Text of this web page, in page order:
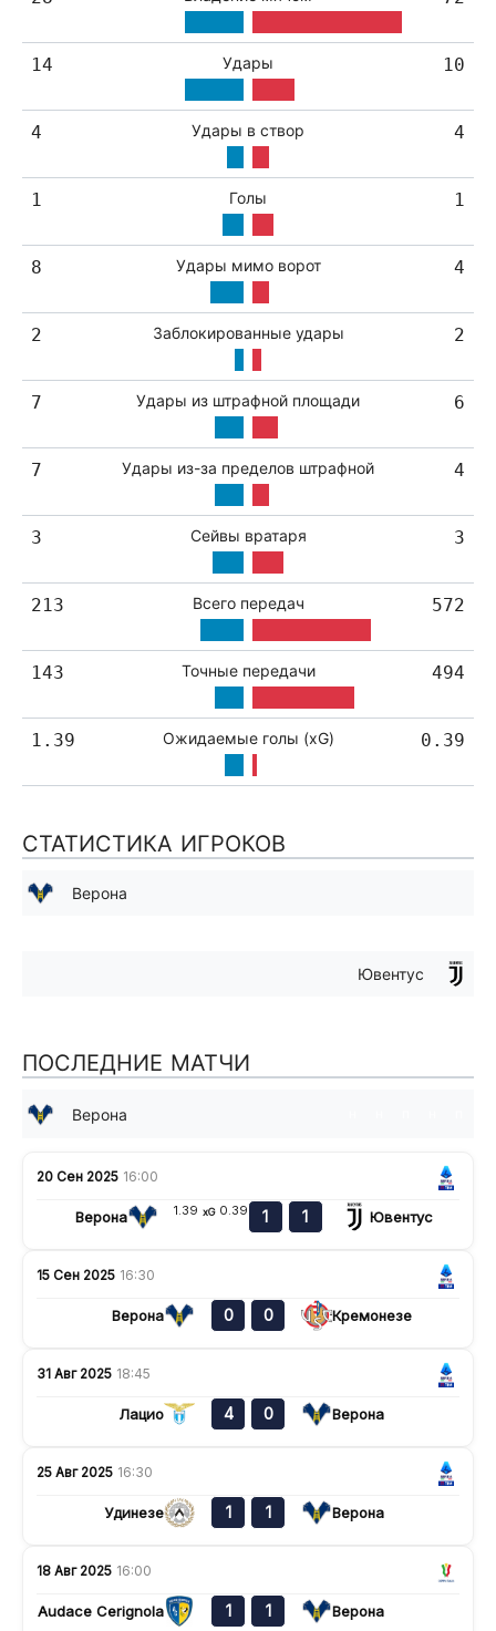
14 Удары 10
4 Удары в створ 4
1 Голы 1
8 Удары мимо ворот 4
2 Заблокированные удары 2
7 Удары из штрафной площади 6
7 Удары из-за пределов штрафной 4
3 Сейвы вратаря 3
213 Всего передач 572
143 Точные передачи 494
1.39 Ожидаемые голы (xG) 0.39
СТАТИСТИКА ИГРОКОВ
Верона
Ювентус
ПОСЛЕДНИЕ МАТЧИ
Верона
20 Сен 2025 16:00
Верона 1.39 xG 0.39 1 1 Ювентус
15 Сен 2025 16:30
Верона 0 0 Кремонезе
31 Авг 2025 18:45
Лацио 4 0 Верона
25 Авг 2025 16:30
Удинезе 1 1 Верона
18 Авг 2025 16:00
Audace Cerignola 1 1 Верона